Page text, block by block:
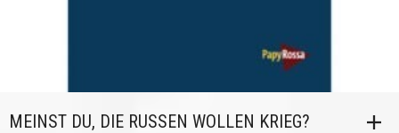
MEINST DU, DIE RUSSEN WOLLEN KRIEG?